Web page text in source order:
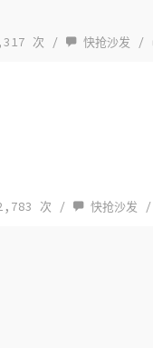
次 / 快抢沙发 /
次 / 快抢沙发 /